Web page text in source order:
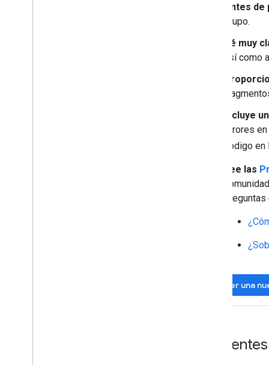
Antes
grupo.
Sé muy
así
Incluye
errores
código
Lee las
Hacer una